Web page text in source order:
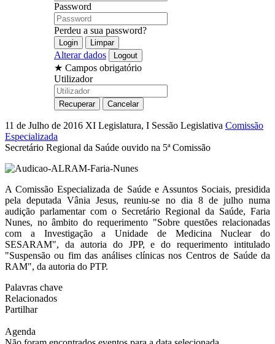
Password
Perdeu a sua password?
Alterar dados
★ Campos obrigatório
Utilizador
11 de Julho de 2016 XI Legislatura, I Sessão Legislativa Comissão
Especializada
Secretário Regional da Saúde ouvido na 5ª Comissão
A Comissão Especializada de Saúde e Assuntos Sociais, presidida
pela deputada Vânia Jesus, reuniu-se no dia 8 de julho numa
audição parlamentar com o Secretário Regional da Saúde, Faria
Nunes, no âmbito do requerimento "Sobre questões relacionadas
com a Investigação a Unidade de Medicina Nuclear do
SESARAM", da autoria do JPP, e do requerimento intitulado
"Suspensão ou fim das análises clínicas nos Centros de Saúde da
RAM", da autoria do PTP.
Palavras chave
Relacionados
Partilhar
Agenda